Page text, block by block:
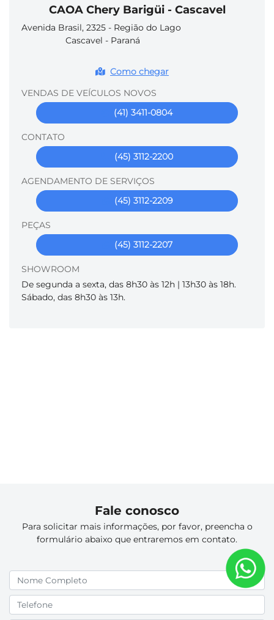
CAOA Chery Barigüi - Cascavel
Avenida Brasil, 2325 - Região do Lago
Cascavel - Paraná
Como chegar
VENDAS DE VEÍCULOS NOVOS
(41) 3411-0804
CONTATO
(45) 3112-2200
AGENDAMENTO DE SERVIÇOS
(45) 3112-2209
PEÇAS
(45) 3112-2207
SHOWROOM
De segunda a sexta, das 8h30 às 12h | 13h30 às 18h.
Sábado, das 8h30 às 13h.
Fale conosco
Para solicitar mais informações, por favor, preencha o
formulário abaixo que entraremos em contato.